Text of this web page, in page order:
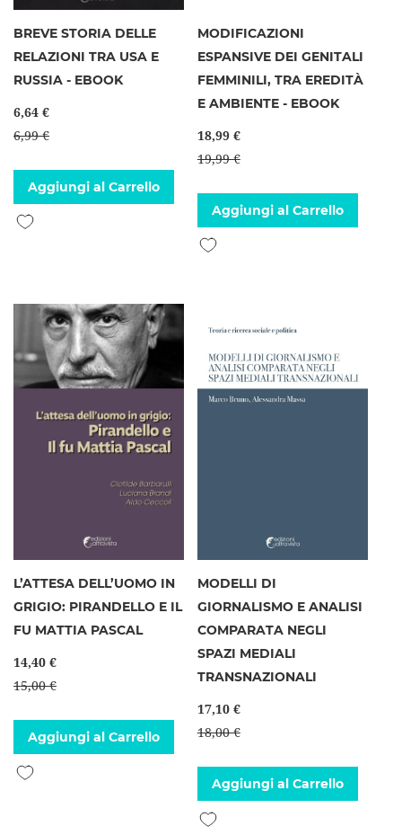
BREVE STORIA DELLE
RELAZIONI TRA USA E
RUSSIA - EBOOK
6,64 €
6,99 €
Aggiungi al Carrello
Aggiungi alla lista desideri
MODIFICAZIONI
ESPANSIVE DEI GENITALI
FEMMINILI, TRA EREDITÀ
E AMBIENTE - EBOOK
18,99 €
19,99 €
Aggiungi al Carrello
Aggiungi alla lista desideri
L’ATTESA DELL’UOMO IN
GRIGIO: PIRANDELLO E IL
FU MATTIA PASCAL
14,40 €
15,00 €
Aggiungi al Carrello
Aggiungi alla lista desideri
MODELLI DI
GIORNALISMO E ANALISI
COMPARATA NEGLI
SPAZI MEDIALI
TRANSNAZIONALI
17,10 €
18,00 €
Aggiungi al Carrello
Aggiungi alla lista desideri